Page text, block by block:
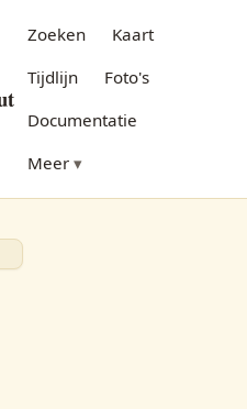
Zoeken
Kaart
Tijdlijn
Foto's
Documentatie
Meer